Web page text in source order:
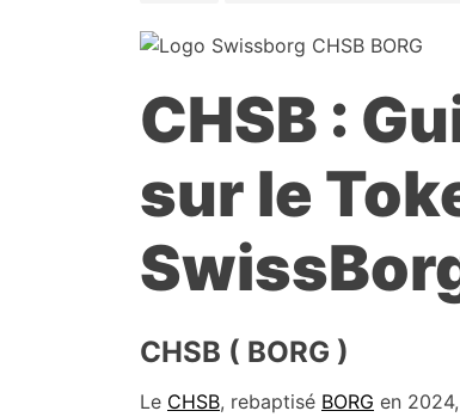
CHSB :
sur le
CHSB ( BORG )
Le CHSB, rebaptisé BORG en